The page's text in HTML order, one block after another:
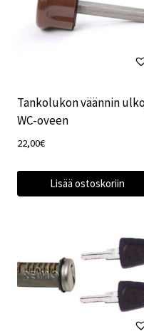
Tankolukon väännin
WC-oveen
22,00€
Lisää ostoskoriin